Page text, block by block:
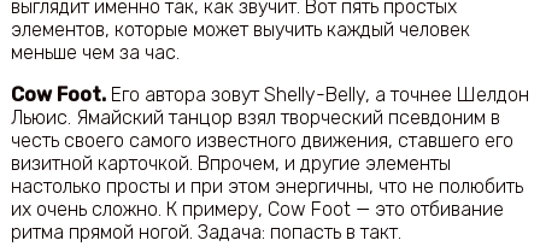
выглядит именно так, как звучит. Вот пять простых
элементов, которые может выучить каждый человек
меньше чем за час.
Cow Foot.Его автора зовут Shelly-Belly, а точнее Шелдон
Льюис. Ямайский танцор взял творческий псевдоним в
честь своего самого известного движения, ставшего его
визитной карточкой. Впрочем, и другие элементы
настолько просты и при этом энергичны, что не полюбить
их очень сложно. К примеру, Cow Foot — это отбивание
ритма прямой ногой. Задача: попасть в такт.